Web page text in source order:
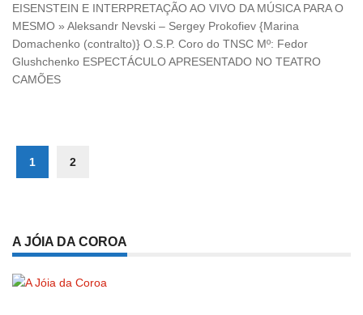
EISENSTEIN E INTERPRETAÇÃO AO VIVO DA MÚSICA PARA O
MESMO » Aleksandr Nevski – Sergey Prokofiev {Marina
Domachenko (contralto)} O.S.P. Coro do TNSC Mº: Fedor
Glushchenko ESPECTÁCULO APRESENTADO NO TEATRO
CAMÕES
1 2
A JÓIA DA COROA